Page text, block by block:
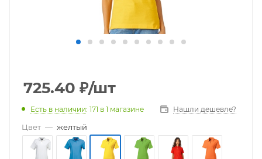
725.40 ₽/шт
Есть в наличии: 171 в 1 магазине Нашли дешевле?
Цвет — желтый